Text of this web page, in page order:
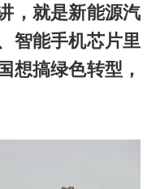
，就是新能源汽
智能手机芯片里
想搞绿色转型，